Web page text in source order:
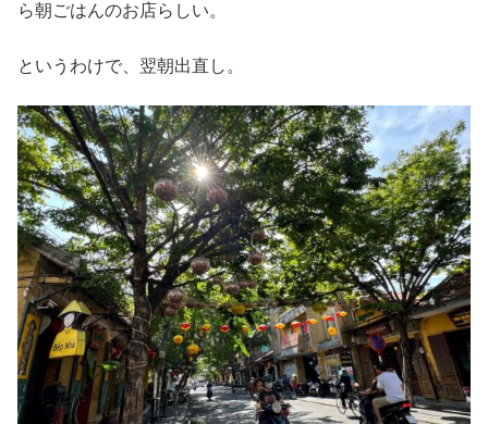
ら朝ごはんのお店らしい。
というわけで、翌朝出直し。